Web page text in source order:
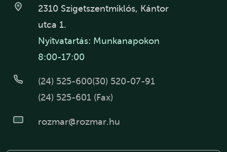
2310 Szigetszentmiklós, Kántor
utca 1.
Nyitvatartás: Munkanapokon
8:00-17:00
(24) 525-600(30) 520-07-91
(24) 525-601 (Fax)
rozmar@rozmar.hu